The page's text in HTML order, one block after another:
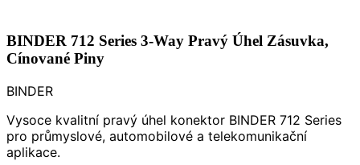
BINDER 712 Series 3-Way Pravý Úhel Zásuvka,
Cínované Piny
BINDER
Vysoce kvalitní pravý úhel konektor BINDER 712 Series
pro průmyslové, automobilové a telekomunikační
aplikace.